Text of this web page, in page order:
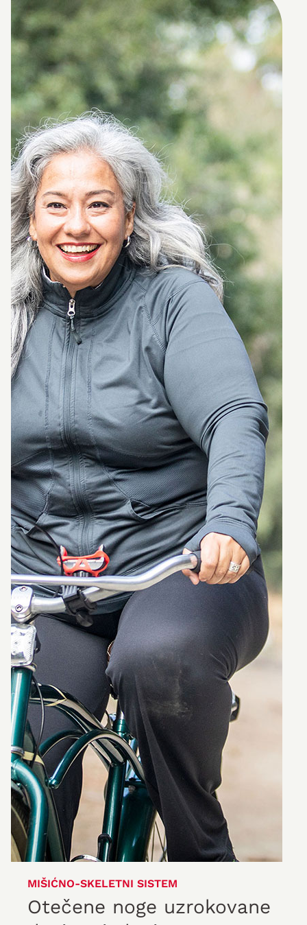
MIŠIĆNO-SKELETNI SISTEM
Otečene noge uzrokovane